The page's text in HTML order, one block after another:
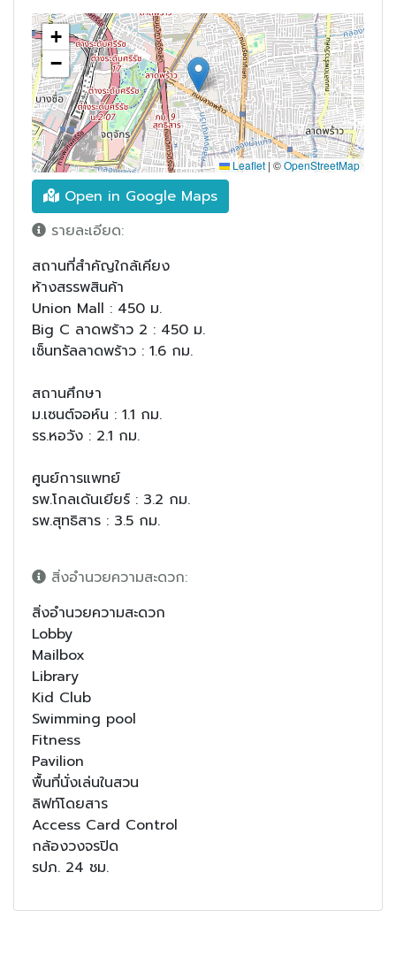
+
−
Leaflet | ©OpenStreetMap
Open in Google Maps
รายละเอียด:
สถานที่สำคัญใกล้เคียง
ห้างสรรพสินค้า
Union Mall : 450 ม.
Big C ลาดพร้าว 2 : 450 ม.
เซ็นทรัลลาดพร้าว : 1.6 กม.
สถานศึกษา
ม.เซนต์จอห์น : 1.1 กม.
รร.หอวัง : 2.1 กม.
ศูนย์การแพทย์
รพ.โกลเด้นเยียร์ : 3.2 กม.
รพ.สุทธิสาร : 3.5 กม.
สิ่งอำนวยความสะดวก:
สิ่งอำนวยความสะดวก
Lobby
Mailbox
Library
Kid Club
Swimming pool
Fitness
Pavilion
พื้นที่นั่งเล่นในสวน
ลิฟท์โดยสาร
Access Card Control
กล้องวงจรปิด
รปภ. 24 ชม.